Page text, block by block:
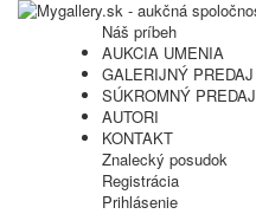
Náš príbeh
AUKCIA UMENIA
GALERIJNÝ PREDAJ
SÚKROMNÝ PREDAJ
AUTORI
KONTAKT
Znalecký posudok
Registrácia
Prihlásenie